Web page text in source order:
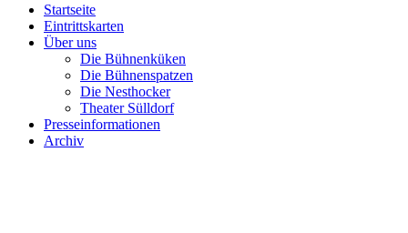
Startseite
Eintrittskarten
Über uns
Die Bühnenküken
Die Bühnenspatzen
Die Nesthocker
Theater Sülldorf
Presseinformationen
Archiv